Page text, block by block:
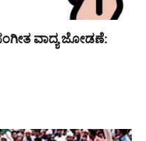
ವಾದ್ಯ ಜೋಡಣೆ: